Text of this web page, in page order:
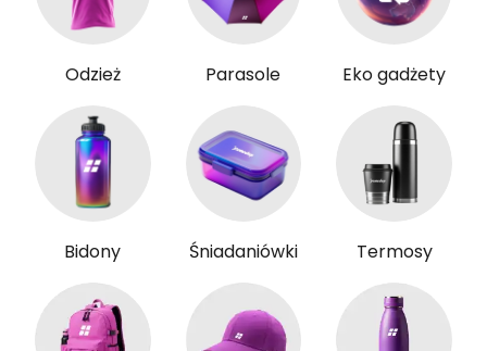
Odzież Parasole Eko gadżety
Bidony Śniadaniówki Termosy